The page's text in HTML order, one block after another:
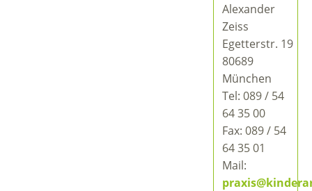
Alexander
Zeiss
Egetterstr. 19
80689
München
Tel: 089 / 54
64 35 00
Fax: 089 / 54
64 35 01
Mail: